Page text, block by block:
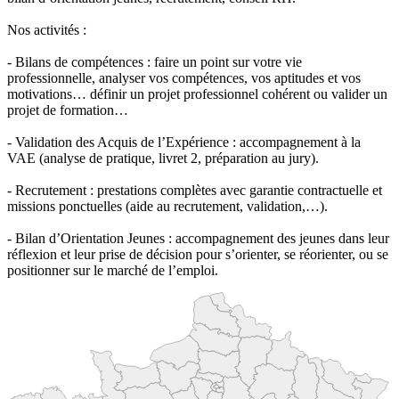
Nos activités :
- Bilans de compétences : faire un point sur votre vie
professionnelle, analyser vos compétences, vos aptitudes et vos
motivations… définir un projet professionnel cohérent ou valider un
projet de formation…
- Validation des Acquis de l’Expérience : accompagnement à la
VAE (analyse de pratique, livret 2, préparation au jury).
- Recrutement : prestations complètes avec garantie contractuelle et
missions ponctuelles (aide au recrutement, validation,…).
- Bilan d’Orientation Jeunes : accompagnement des jeunes dans leur
réflexion et leur prise de décision pour s’orienter, se réorienter, ou se
positionner sur le marché de l’emploi.